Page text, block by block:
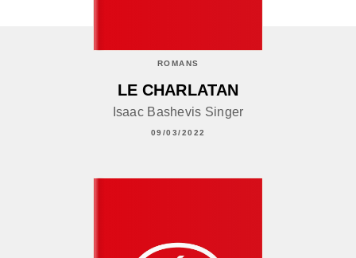
ROMANS
LE CHARLATAN
Isaac Bashevis Singer
09/03/2022